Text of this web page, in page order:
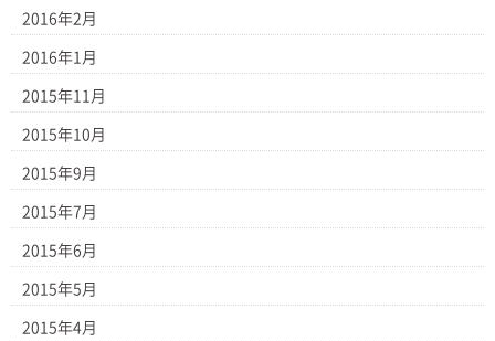
2016年2月
2016年1月
2015年11月
2015年10月
2015年9月
2015年7月
2015年6月
2015年5月
2015年4月